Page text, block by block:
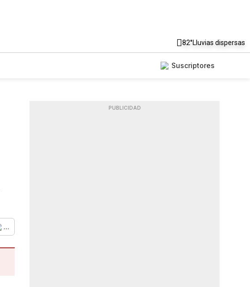
82°Lluvias dispersas
Suscriptores
...
PUBLICIDAD